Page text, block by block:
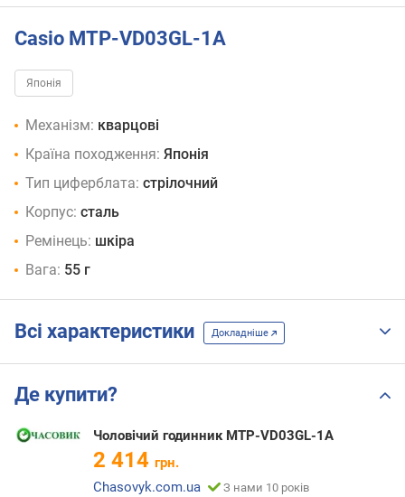
Casio MTP-VD03GL-1A
Японія
Механізм: кварцові
Країна походження: Японія
Тип циферблата: стрілочний
Корпус: сталь
Ремінець: шкіра
Вага: 55 г
Всі характеристики Докладніше
Де купити?
Чоловічий годинник MTP-VD03GL-1A
2 414 грн.
Chasovyk.com.ua
З нами 10 років